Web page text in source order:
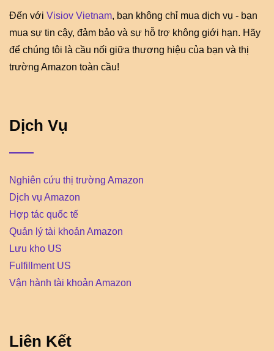
Đến với Visiov Vietnam, bạn không chỉ mua dịch vụ - bạn
mua sự tin cậy, đảm bảo và sự hỗ trợ không giới hạn. Hãy
để chúng tôi là cầu nối giữa thương hiệu của bạn và thị
trường Amazon toàn cầu!
Dịch Vụ
Nghiên cứu thị trường Amazon
Dịch vụ Amazon
Hợp tác quốc tế
Quản lý tài khoản Amazon
Lưu kho US
Fulfillment US
Vận hành tài khoản Amazon
Liên Kết